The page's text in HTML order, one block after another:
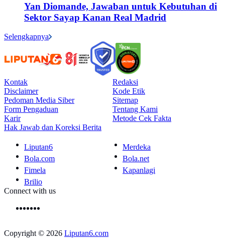
Yan Diomande, Jawaban untuk Kebutuhan di
Sektor Sayap Kanan Real Madrid
Selengkapnya
Kontak
Redaksi
Disclaimer
Kode Etik
Pedoman Media Siber
Sitemap
Form Pengaduan
Tentang Kami
Karir
Metode Cek Fakta
Hak Jawab dan Koreksi Berita
Liputan6
Merdeka
Bola.com
Bola.net
Fimela
Kapanlagi
Brilio
Connect with us
Copyright © 2026 Liputan6.com